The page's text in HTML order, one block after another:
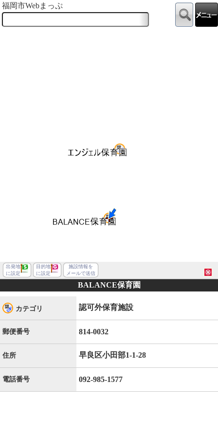
福岡市Webまっぷ
出発地
に設定
目的地
に設定
施設情報を
メールで送信
BALANCE保育園
カテゴリ 認可外保育施設
郵便番号 814-0032
住所 早良区小田部1-1-28
電話番号 092-985-1577